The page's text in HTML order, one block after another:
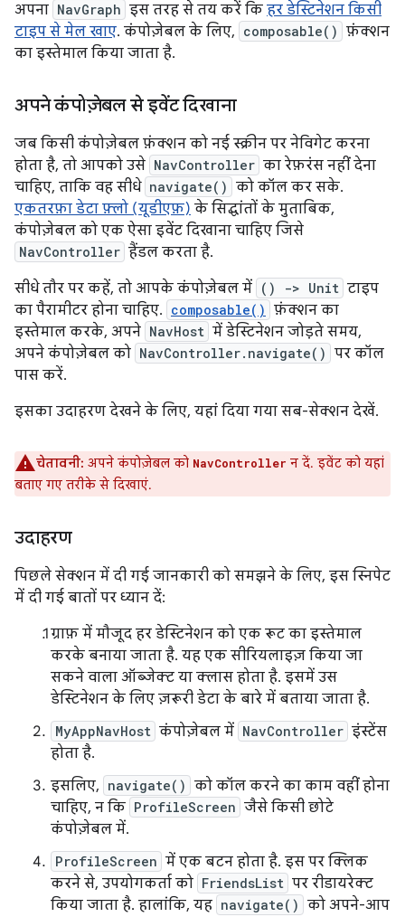
अपना NavGraph इस तरह से तय करें कि हर डेस्टिनेशन किसी
टाइप से मेल खाए. कंपोज़ेबल के लिए, composable() फ़ंक्शन
का इस्तेमाल किया जाता है.
अपने कंपोज़ेबल से इवेंट दिखाना
जब किसी कंपोज़ेबल फ़ंक्शन को नई स्क्रीन पर नेविगेट करना
होता है, तो आपको उसे NavController का रेफ़रंस नहीं देना
चाहिए, ताकि वह सीधे navigate() को कॉल कर सके.
एकतरफ़ा डेटा फ़्लो (यूडीएफ़) के सिद्धांतों के मुताबिक,
कंपोज़ेबल को एक ऐसा इवेंट दिखाना चाहिए जिसे
NavController हैंडल करता है.
सीधे तौर पर कहें, तो आपके कंपोज़ेबल में () -> Unit टाइप
का पैरामीटर होना चाहिए. composable() फ़ंक्शन का
इस्तेमाल करके, अपने NavHost में डेस्टिनेशन जोड़ते समय,
अपने कंपोज़ेबल को NavController.navigate() पर कॉल
पास करें.
इसका उदाहरण देखने के लिए, यहां दिया गया सब-सेक्शन देखें.
चेतावनी: अपने कंपोज़ेबल को NavController न दें. इवेंट को यहां
बताए गए तरीके से दिखाएं.
उदाहरण
पिछले सेक्शन में दी गई जानकारी को समझने के लिए, इस स्निपेट
में दी गई बातों पर ध्यान दें:
ग्राफ़ में मौजूद हर डेस्टिनेशन को एक रूट का इस्तेमाल
करके बनाया जाता है. यह एक सीरियलाइज़ किया जा
सकने वाला ऑब्जेक्ट या क्लास होता है. इसमें उस
डेस्टिनेशन के लिए ज़रूरी डेटा के बारे में बताया जाता है.
MyAppNavHost कंपोज़ेबल में NavController इंस्टेंस
होता है.
इसलिए, navigate() को कॉल करने का काम वहीं होना
चाहिए, न कि ProfileScreen जैसे किसी छोटे
कंपोज़ेबल में.
ProfileScreen में एक बटन होता है. इस पर क्लिक
करने से, उपयोगकर्ता को FriendsList पर रीडायरेक्ट
किया जाता है. हालांकि, यह navigate() को अपने-आप